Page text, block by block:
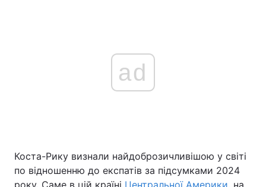
ad
Коста-Рику визнали найдоброзичливішою у світі
по відношенню до експатів за підсумками 2024
року. Саме в цій країні Центральної Америки, на